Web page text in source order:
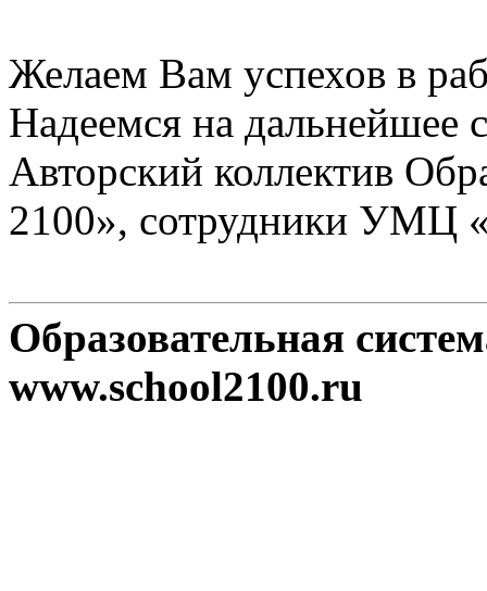
Желаем Вам успехов в
Надеемся на дальнейшее
Авторский коллектив
2100», сотрудники УМЦ
Образовательная
www.school2100.ru